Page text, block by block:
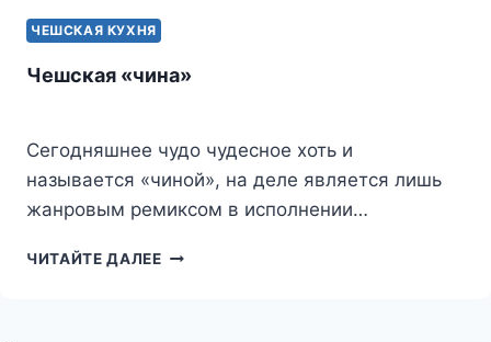
ЧЕШСКАЯ КУХНЯ
Чешская «чина»
Сегодняшнее чудо чудесное хоть и
называется «чиной», на деле является лишь
жанровым ремиксом в исполнении…
ЧИТАЙТЕ ДАЛЕЕЧЕШСКАЯ